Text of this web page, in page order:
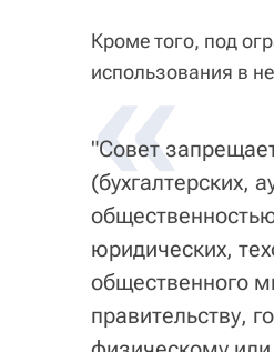
Кроме того, под
использования в
«
"Совет
(бухгалтерских,
юридических,
общественного
правительству,